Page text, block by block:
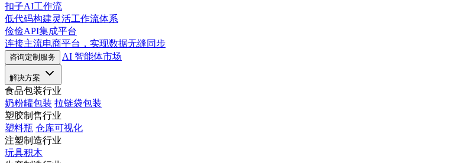
扣子AI工作流
低代码构建灵活工作流体系
俭俭API集成平台
连接主流电商平台，实现数据无缝同步
咨询定制服务 AI 智能体市场
解决方案
食品包装行业
奶粉罐包装 拉链袋包装
塑胶制售行业
塑料瓶 仓库可视化
注塑制造行业
玩具积木